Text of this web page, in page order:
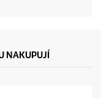
NAKUPUJÍ